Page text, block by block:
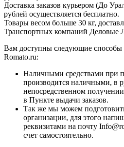
Доставка заказов курьером (До
рублей осуществляется бесплатно.
Товары весом больше 30 кг,
Транспортных компаний
Вам доступны следующие способы
Romato.ru:
Наличными средствами при
производится наличными, в
непосредственном
в Пункте выдачи заказов.
Так же мы можем
организации, для этого
реквизитами на почту
счет самостоятельно.